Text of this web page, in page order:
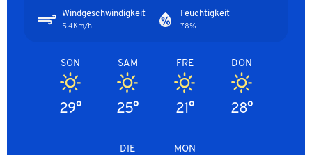
Feuchtigkeit
78%
Windgeschwindigkeit
5.4Km/h
DON
28°
FRE
21°
SAM
25°
SON
29°
MON
DIE